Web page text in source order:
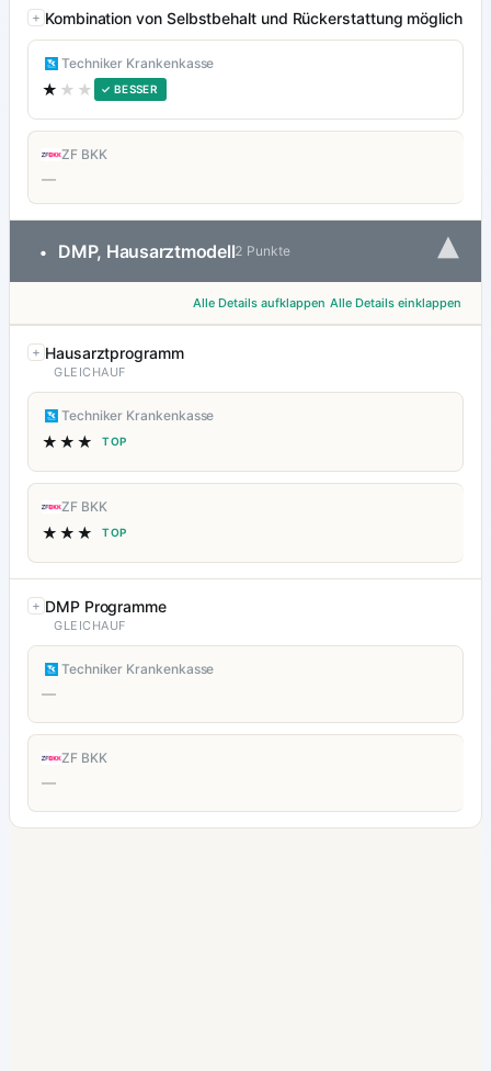
Kombination von Selbstbehalt und Rückerstattung möglich
Techniker Krankenkasse
★ ★★ ✓ BESSER
ZF BKK
—
• DMP, Hausarztmodell2 Punkte ▾
Alle Details aufklappen Alle Details einklappen
Hausarztprogramm
GLEICHAUF
Techniker Krankenkasse
★★★ TOP
ZF BKK
★★★ TOP
DMP Programme
GLEICHAUF
Techniker Krankenkasse
—
ZF BKK
—